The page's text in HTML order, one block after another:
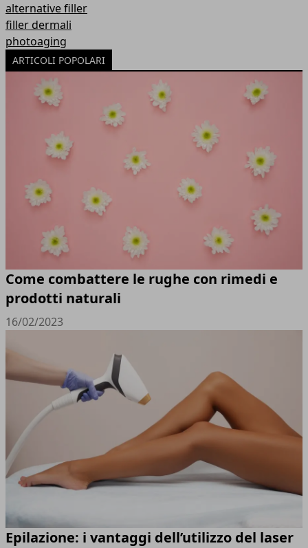
alternative filler
filler dermali
photoaging
ARTICOLI POPOLARI
Come combattere le rughe con rimedi e
prodotti naturali
16/02/2023
Epilazione: i vantaggi dell’utilizzo del laser